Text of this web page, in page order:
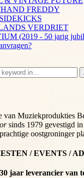
FREDDY
VERDRIET
(2019 - 50 jarig
van Muziekprodukties
sinds 1979 gevestigd
oostgroninger
/ EVENTS /
jaar leverancier van